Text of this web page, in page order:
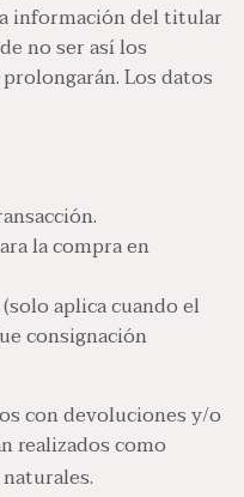
información del titular
no ser así los
Los datos
la compra en
aplica cuando el
consignación
con devoluciones y/o
realizados como